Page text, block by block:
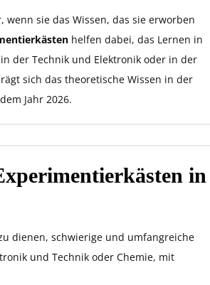
sie das Wissen, das sie erworben
helfen dabei, das Lernen in
der Technik und Elektronik oder in der
sich das theoretische Wissen in der
Jahr 2026.
in
dienen, schwierige und umfangreiche
und Technik oder Chemie, mit